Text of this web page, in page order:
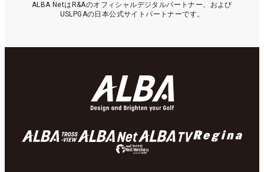
ALBA NetはR&Aのオフィシャルデジタルパートナー、および
USLPGAの日本公式サイトパートナーです。